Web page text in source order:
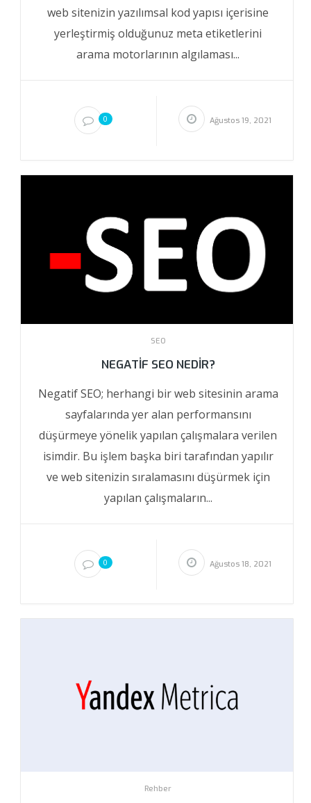
web sitenizin yazılımsal kod yapısı içerisine
yerleştirmiş olduğunuz meta etiketlerini
arama motorlarının algılaması...
0 Ağustos 19, 2021
SEO
NEGATIF SEO NEDIR?
Negatif SEO; herhangi bir web sitesinin arama
sayfalarında yer alan performansını
düşürmeye yönelik yapılan çalışmalara verilen
isimdir. Bu işlem başka biri tarafından yapılır
ve web sitenizin sıralamasını düşürmek için
yapılan çalışmaların...
0 Ağustos 18, 2021
Rehber